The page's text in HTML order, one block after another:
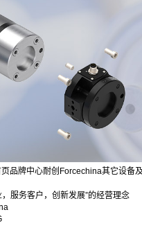
品牌中心耐创Forcechina其它设备
，服务客户，创新发展”的经营理念